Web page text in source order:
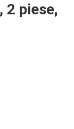
2 piese,